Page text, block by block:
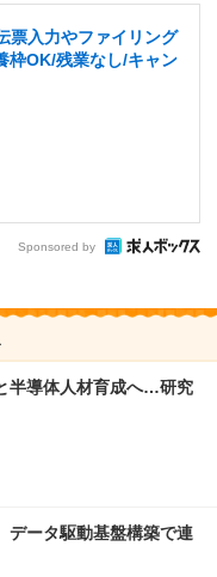
票入力やファイリング
枠OK/残業なし/キャン
Sponsored by
半導体人材育成へ…研究
データ駆動基盤構築で連